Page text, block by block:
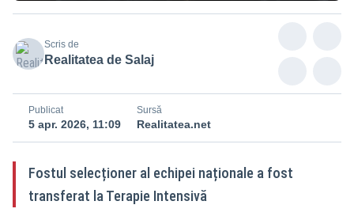
Scris de
Realitatea de Salaj
Publicat
5 apr. 2026, 11:09
Sursă
Realitatea.net
Fostul selecționer al echipei naționale a fost
transferat la Terapie Intensivă